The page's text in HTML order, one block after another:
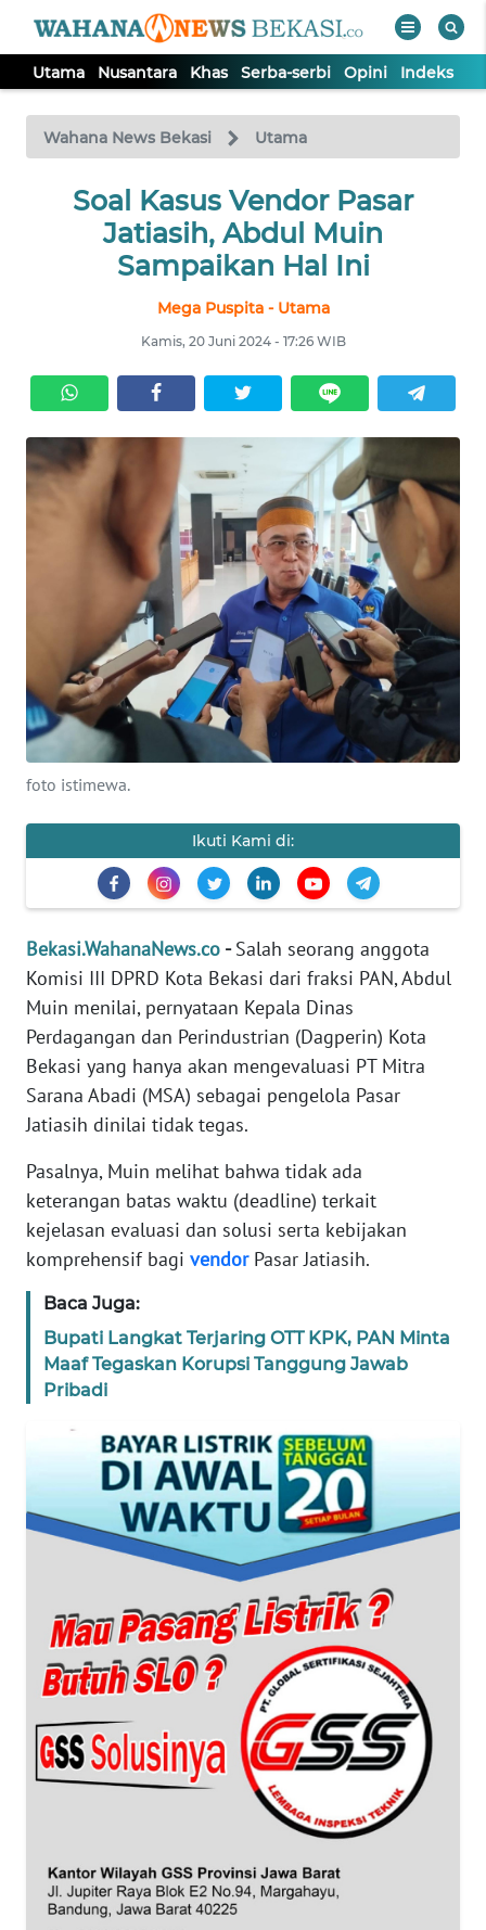
Utama Nusantara Khas Serba-serbi Opini Indeks
Wahana News Bekasi Utama
Soal Kasus Vendor Pasar
Jatiasih, Abdul Muin
Sampaikan Hal Ini
Mega Puspita - Utama
Kamis, 20 Juni 2024 - 17:26 WIB
foto istimewa.
Ikuti Kami di:
Bekasi.WahanaNews.co -Salah seorang anggota
Komisi III DPRD Kota Bekasi dari fraksi PAN, Abdul
Muin menilai, pernyataan Kepala Dinas
Perdagangan dan Perindustrian (Dagperin) Kota
Bekasi yang hanya akan mengevaluasi PT Mitra
Sarana Abadi (MSA) sebagai pengelola Pasar
Jatiasih dinilai tidak tegas.
Pasalnya, Muin melihat bahwa tidak ada
keterangan batas waktu (deadline) terkait
kejelasan evaluasi dan solusi serta kebijakan
komprehensif bagi vendorPasar Jatiasih.
Baca Juga:
Bupati Langkat Terjaring OTT KPK, PAN Minta
Maaf Tegaskan Korupsi Tanggung Jawab
Pribadi
TV
Tutup
UTAMA
NUSANTARA
SERBA-
SERBI
OPINI
KONTAK
KAMI
INFO
PEDOMAN
MEDIA
SIBER
DISCLAIMER
Wahana
Regional
WN
WN
JAKARTA
BANTEN
WN
KEPRI
WN
PAPUA
BARAT